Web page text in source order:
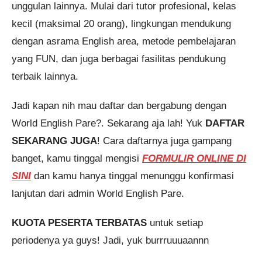
unggulan lainnya. Mulai dari tutor profesional, kelas
kecil (maksimal 20 orang), lingkungan mendukung
dengan asrama English area, metode pembelajaran
yang FUN, dan juga berbagai fasilitas pendukung
terbaik lainnya.
Jadi kapan nih mau daftar dan bergabung dengan
World English Pare?. Sekarang aja lah! Yuk DAFTAR
SEKARANG JUGA! Cara daftarnya juga gampang
banget, kamu tinggal mengisi FORMULIR ONLINE DI
SINI dan kamu hanya tinggal menunggu konfirmasi
lanjutan dari admin World English Pare.
KUOTA PESERTA TERBATAS untuk setiap
periodenya ya guys! Jadi, yuk burrruuuaannn